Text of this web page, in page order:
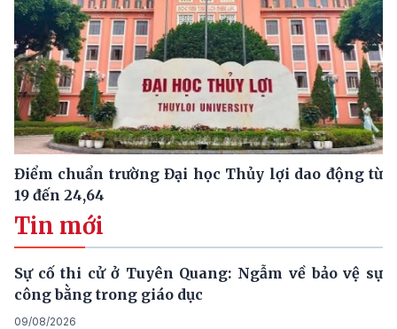
Điểm chuẩn trường Đại học Thủy lợi dao động từ
19 đến 24,64
Tin mới
Sự cố thi cử ở Tuyên Quang: Ngẫm về bảo vệ sự
công bằng trong giáo dục
09/08/2026